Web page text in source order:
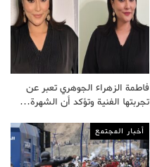
فاطمة الزهراء الجوهري تعبر عن
تجربتها الفنية وتؤكد أن الشهرة…
أخبار المجتمع